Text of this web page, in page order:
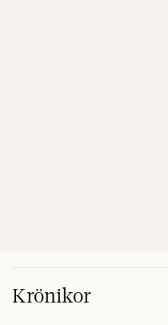
Krönikor